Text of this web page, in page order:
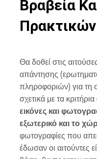
Βραβεία
Θα δοθεί στις
απάντησης
πληροφοριών) για
σχετικά με τα
εικόνες και
εξωτερικό και το
φωτογραφίες που
έδωσαν οι αιτούντες